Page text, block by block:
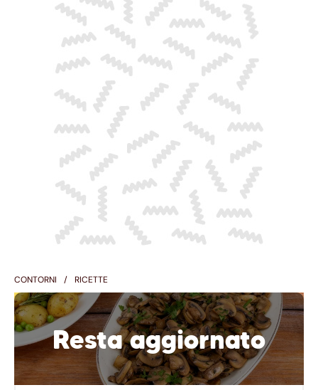
CONTORNI RICETTE
Resta aggiornato